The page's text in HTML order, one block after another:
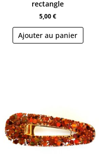
rectangle
5,00€
Ajouter au panier